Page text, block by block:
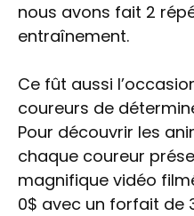
nous avons fait 2
entraînement.
Ce fût aussi
coureurs de
Pour découvrir les
chaque coureur
magnifique vidéo
0$ avec un forfait de